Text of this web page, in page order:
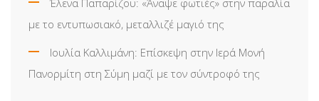
με το εντυπωσιακό, μεταλλιζέ μαγιό της
Ιουλία Καλλιμάνη: Επίσκεψη στην Ιερά Μονή
Πανορμίτη στη Σύμη μαζί με τον σύντροφό της